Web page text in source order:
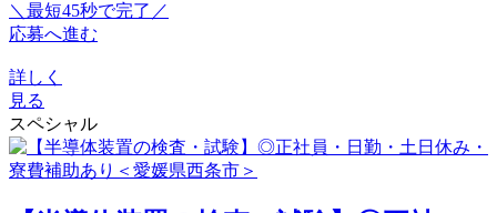
＼最短45秒で完了／
応募へ進む
詳しく
見る
スペシャル